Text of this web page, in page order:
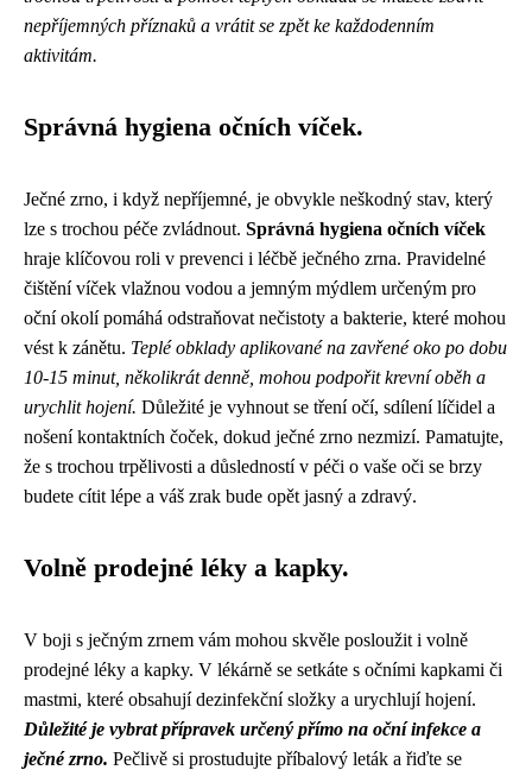
nepříjemných příznaků a vrátit se zpět ke každodenním
aktivitám.
Správná hygiena očních víček.
Ječné zrno, i když nepříjemné, je obvykle neškodný stav, který
lze s trochou péče zvládnout. Správná hygiena očních víček
hraje klíčovou roli v prevenci i léčbě ječného zrna. Pravidelné
čištění víček vlažnou vodou a jemným mýdlem určeným pro
oční okolí pomáhá odstraňovat nečistoty a bakterie, které mohou
vést k zánětu. Teplé obklady aplikované na zavřené oko po dobu
10-15 minut, několikrát denně, mohou podpořit krevní oběh a
urychlit hojení. Důležité je vyhnout se tření očí, sdílení líčidel a
nošení kontaktních čoček, dokud ječné zrno nezmizí. Pamatujte,
že s trochou trpělivosti a důsledností v péči o vaše oči se brzy
budete cítit lépe a váš zrak bude opět jasný a zdravý.
Volně prodejné léky a kapky.
V boji s ječným zrnem vám mohou skvěle posloužit i volně
prodejné léky a kapky. V lékárně se setkáte s očními kapkami či
mastmi, které obsahují dezinfekční složky a urychlují hojení.
Důležité je vybrat přípravek určený přímo na oční infekce a
ječné zrno. Pečlivě si prostudujte příbalový leták a řiďte se